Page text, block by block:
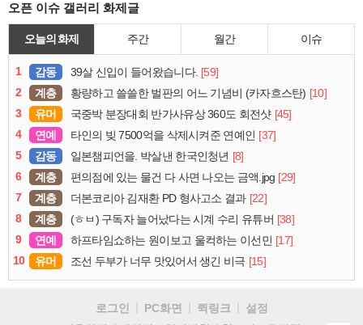
오픈 이슈 갤러리 화제글
오늘의 화제 주간 월간 이슈
1 감동 39살 신입이 들어왔습니다. [59]
2
계층 황량하고 쓸쓸한 벌판의 어느 기념비 (카자흐스탄) [10]
3
유머 국중박 분장대회 반가사유상 360도 회전샷 [45]
4
연예 타인의 빚 7500억을 삭제시켜준 연예인 [37]
5
감동 일본챔피언을. 박살낸 한국인청년 [8]
6
계층 편의점에 있는 물건 다 사면 나오는 금액.jpg [29]
7
계층 더본코리아 김재환 PD 형사고소 결과 [22]
8
계층 (ㅎㅂ) 구독자 늘어났다는 시계 수리 유튜버 [38]
9
연예 하프타임쇼하는 원이보고 울컥하는 이선민 [17]
10
유머 조선 두부가 너무 맛있어서 생긴 비극 [15]
로그인 PC화면 퀵링크
설정